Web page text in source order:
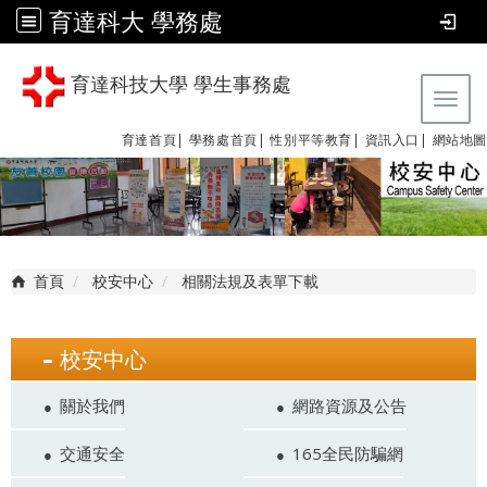
育達科大 學務處
育達科技大學 學生事務處
育達首頁| 學務處首頁| 性別平等教育 | 資訊入口| 網站地圖
首頁 校安中心 相關法規及表單下載
校安中心
關於我們 網路資源及公告
交通安全 165全民防騙網